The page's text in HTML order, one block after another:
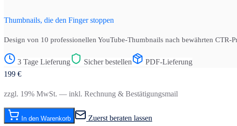
Thumbnails, die den Finger stoppen
Design von 10 professionellen YouTube-Thumbnails nach bewährten
3 Tage Lieferung Sicher bestellen
PDF-Lieferung
199 €
zzgl. 19% MwSt. — inkl. Rechnung & Bestätigungsmail
In den Warenkorb Zuerst beraten lassen